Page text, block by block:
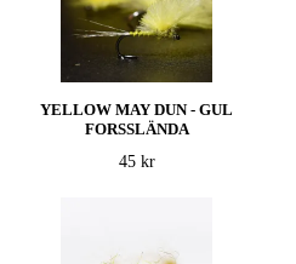
YELLOW MAY DUN - GUL
FORSSLÄNDA
45 kr